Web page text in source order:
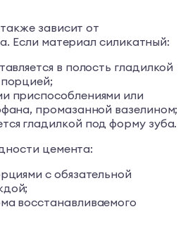
зависит от
Если материал силикатный:
в полость гладилкой
приспособлениями или
промазанной вазелином;
гладилкой под форму зуба.
цемента:
с обязательной
восстанавливаемого